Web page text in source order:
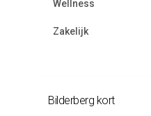
Wellness
Zakelijk
Bilderberg kort